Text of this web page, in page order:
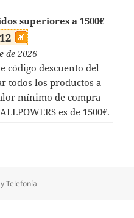
superiores a 1500€
de 2026
código descuento del
todos los productos a
mínimo de compra
es de 1500€.
ALLPOWERS
Telefonía